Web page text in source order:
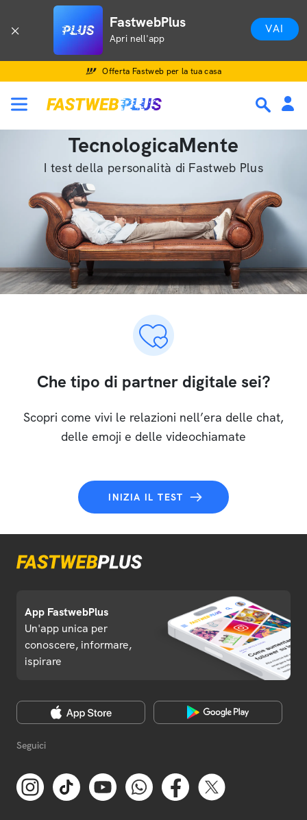
FastwebPlus
Apri nell'app
VAI
Offerta Fastweb per la tua casa
TecnologicaMente
I test della personalità di Fastweb Plus
Che tipo di partner digitale sei?
Scopri come vivi le relazioni nell’era delle chat,
delle emoji e delle videochiamate
INIZIA IL TEST
App FastwebPlus
Un'app unica per
conoscere, informare,
ispirare
Seguici